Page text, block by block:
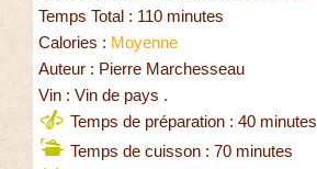
Temps Total : 110 minutes
Calories : Moyenne
Auteur : Pierre Marchesseau
Vin : Vin de pays .
Temps de préparation : 40 minutes
Temps de cuisson : 70 minutes